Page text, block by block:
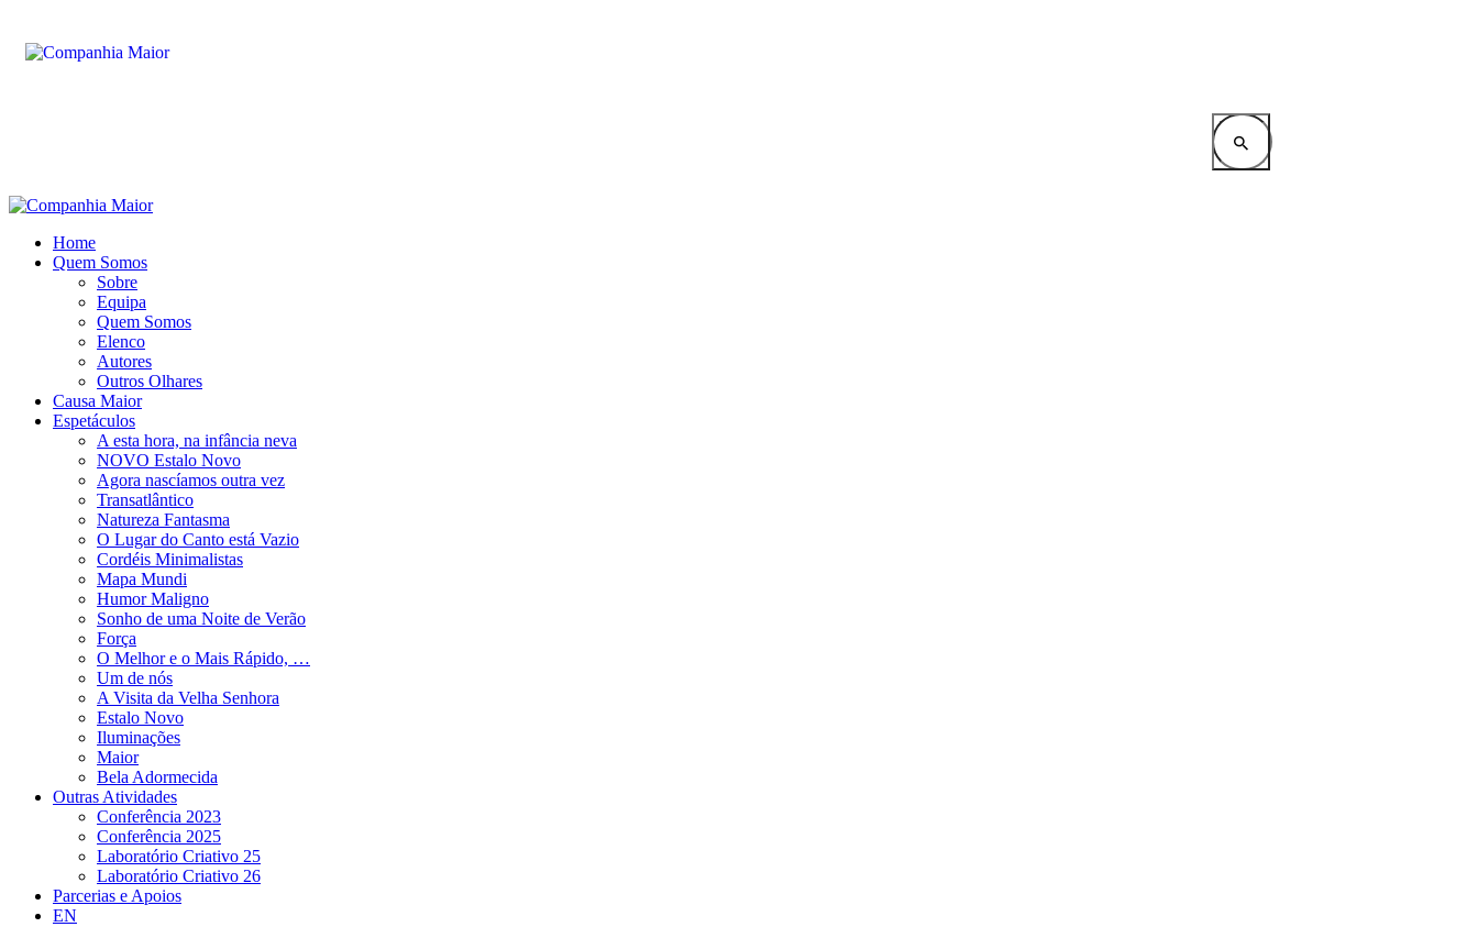
Home
Quem Somos
Sobre
Equipa
Quem Somos
Elenco
Autores
Outros Olhares
Causa Maior
Espetáculos
A esta hora, na infância neva
NOVO Estalo Novo
Agora nascíamos outra vez
Transatlântico
Natureza Fantasma
O Lugar do Canto está Vazio
Cordéis Minimalistas
Mapa Mundi
Humor Maligno
Sonho de uma Noite de Verão
Força
O Melhor e o Mais Rápido, …
Um de nós
A Visita da Velha Senhora
Estalo Novo
Iluminações
Maior
Bela Adormecida
Outras Atividades
Conferência 2023
Conferência 2025
Laboratório Criativo 25
Laboratório Criativo 26
Parcerias e Apoios
EN